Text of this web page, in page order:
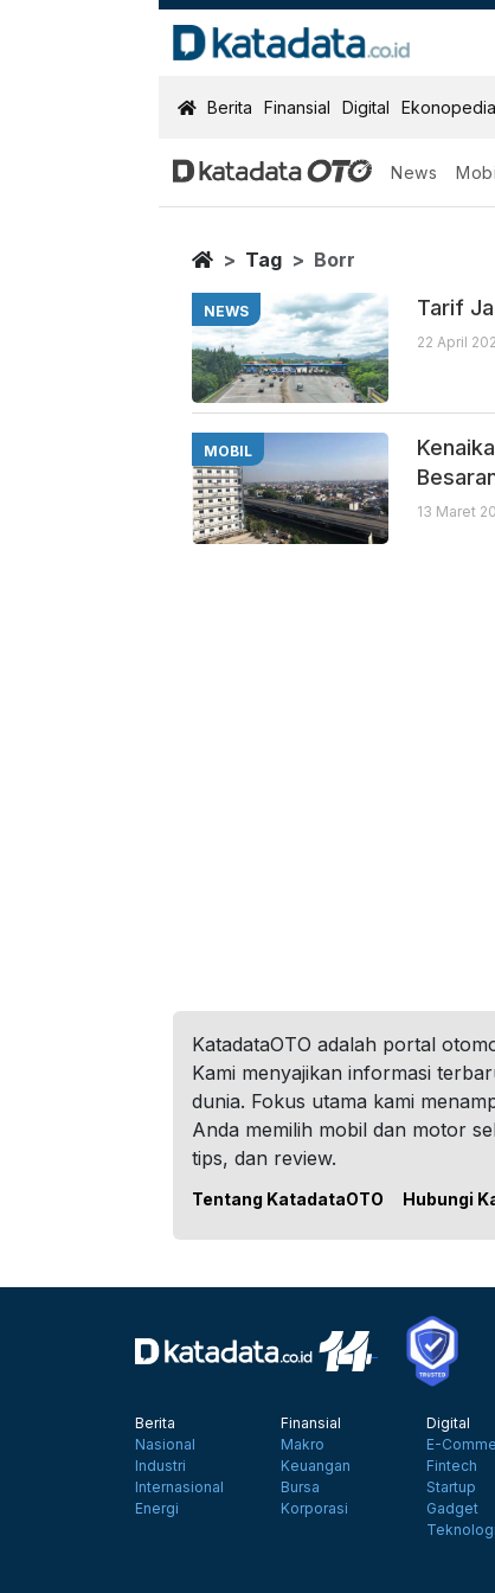
KatadataOTO
Berita Finansial Digital Ekonopedia
News
Borr
Berita Terbaru
Home
Tag Borr
NEWS Tarif
22 April
MOBIL
13 Maret
KatadataOTO adalah portal
Kami menyajikan informasi
dunia. Fokus utama kami
Anda memilih mobil dan motor
tips, dan review.
Tentang KatadataOTO Hubungi
Berita
Nasional
Industri
Internasional
Energi
Finansial
Makro
Keuangan
Bursa
Korporasi
Digital
E-
Fintech
Startup
Gadget
Teknologi